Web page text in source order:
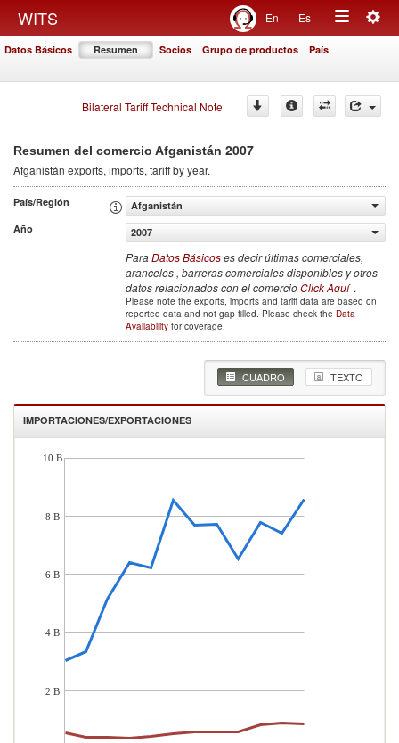
WITS En Es
Toggle
Datos Básicos Resumen Socios Grupo de productos País
Bilateral Tariff Technical Note
Resumen del comercio Afganistán 2007
Afganistán exports, imports, tariff by year.
País/Región
Afganistán
Año
2007
ParaDatos Básicoses decir últimas comerciales,
aranceles , barreras comerciales disponibles y otros
datos relacionados con el comercioClick Aquí .
Please note the exports, imports and tariff data are based on
reported data and not gap filled. Please check the Data
Availability for coverage.
CUADRO TEXTO
IMPORTACIONES/EXPORTACIONES
10 B
8 B
6 B
4 B
2 B